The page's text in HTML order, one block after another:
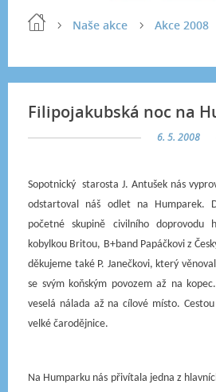
Naše akce Akce 2008
Filipojakubská noc na
6. 5. 2008
Sopotnický starosta J. Antušek nás
odstartoval náš odlet na Humparek.
početné skupině civilního doprovodu
kobylkou Britou, B+band Papáčkoviz
děkujeme také P. Janečkovi, který
se svým koňským povozem až na
veselá nálada až na cílové místo.
velké čarodějnice.
Na Humparku nás přivítala jedna z